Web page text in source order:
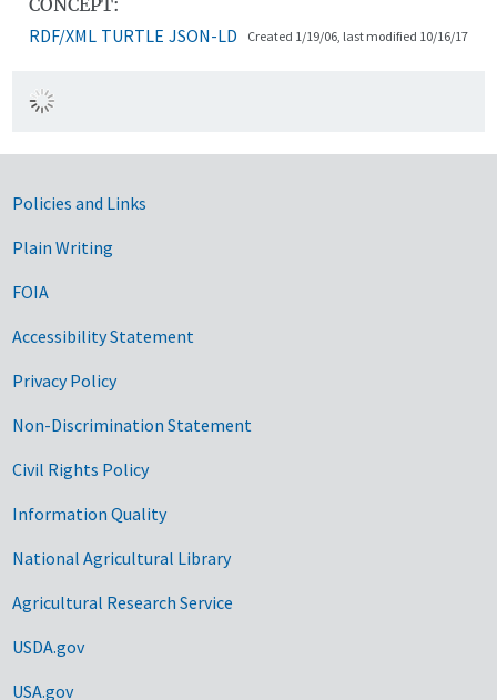
RDF/XML TURTLE JSON-LD Created 1/19/06, last modified 10/16/17
Government Links
Policies and Links
Plain Writing
FOIA
Accessibility Statement
Privacy Policy
Non-Discrimination Statement
Civil Rights Policy
Information Quality
National Agricultural Library
Agricultural Research Service
USDA.gov
USA.gov